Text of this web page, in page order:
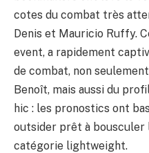
cotes du combat très
Denis et Mauricio Ruffy.
event, a rapidement
de combat, non
Benoît, mais aussi du
hic : les pronostics ont
outsider prêt à bousculer
catégorie lightweight.